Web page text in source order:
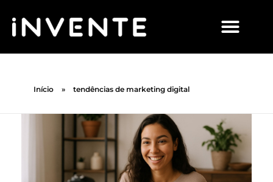
Início » tendências de marketing digital